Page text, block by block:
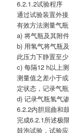
6.2.1.2试验程序
通过试验装置外
有效方法测量气
a) 将气瓶及其附
b) 用氢气将气瓶
此压力下静置至
c) 每隔12 h以上
测量值之差小于
定状态，记录气
d) 记录气瓶氢气
6.2.2内胆屈曲和
完成6.2.1所述极
鼓泡试验，试验